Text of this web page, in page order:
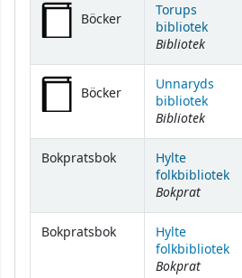
Böcker
Torups
bibliotek
Bibliotek
Böcker
Unnaryds
bibliotek
Bibliotek
Bokpratsbok
Hylte
folkbibliotek
Bokprat
Bokpratsbok
Hylte
folkbibliotek
Bokprat